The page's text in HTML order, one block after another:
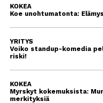
Koe unohtumatonta:
KOKEA
Voiko standup-komedia
riski!
YRITYS
Myrskyt kokemuksista:
merkityksiä
KOKEA